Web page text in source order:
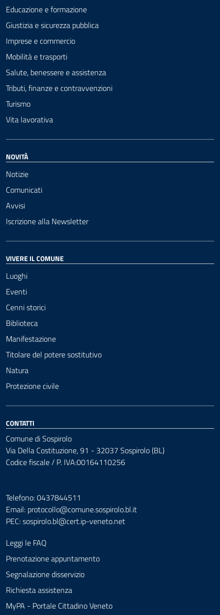
Educazione e formazione
Giustizia e sicurezza pubblica
Imprese e commercio
Mobilità e trasporti
Salute, benessere e assistenza
Tributi, finanze e contravvenzioni
Turismo
Vita lavorativa
NOVITÀ
Notizie
Comunicati
Avvisi
Iscrizione alla Newsletter
VIVERE IL COMUNE
Luoghi
Eventi
Cenni storici
Biblioteca
Manifestazione
Titolare del potere sostitutivo
Natura
Protezione civile
CONTATTI
Comune di Sospirolo
Via Della Costituzione, 91 - 32037 Sospirolo (BL)
Codice fiscale / P. IVA:00164110256
Telefono: 0437844511
Email: protocollo@comune.sospirolo.bl.it
PEC:sospirolo.bl@cert.ip-veneto.net
Leggi le FAQ
Prenotazione appuntamento
Segnalazione disservizio
Richiesta assistenza
MyPA - Portale Cittadino Veneto